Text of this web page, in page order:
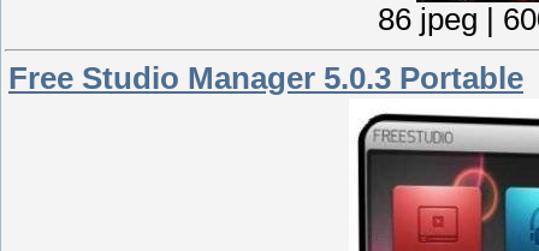
86 jpeg |
Free Studio Manager 5.0.3 Portable